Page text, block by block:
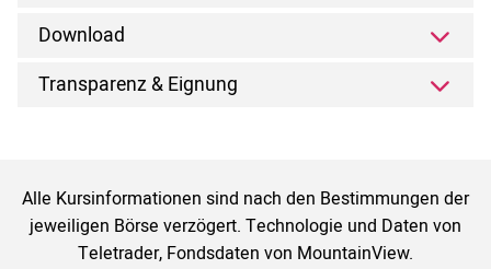
Download
Transparenz & Eignung
Alle Kursinformationen sind nach den Bestimmungen der
jeweiligen Börse verzögert. Technologie und Daten von
Teletrader, Fondsdaten von MountainView.